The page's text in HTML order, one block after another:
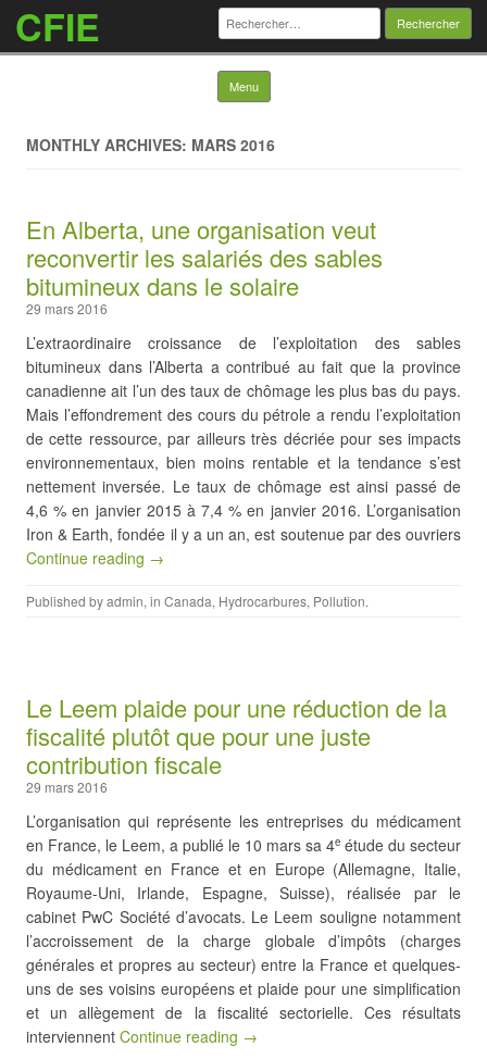
CFIE Rechercher :
Menu Skip to content
MONTHLY ARCHIVES: MARS 2016
En Alberta, une organisation veut
reconvertir les salariés des sables
bitumineux dans le solaire
29 mars 2016
L’extraordinaire croissance de l’exploitation des sables
bitumineux dans l’Alberta a contribué au fait que la province
canadienne ait l’un des taux de chômage les plus bas du pays.
Mais l’effondrement des cours du pétrole a rendu l’exploitation
de cette ressource, par ailleurs très décriée pour ses impacts
environnementaux, bien moins rentable et la tendance s’est
nettement inversée. Le taux de chômage est ainsi passé de
4,6 % en janvier 2015 à 7,4 % en janvier 2016. L’organisation
Iron & Earth, fondée il y a un an, est soutenue par des ouvriers
Continue reading →
Published byadmin, in Canada, Hydrocarbures, Pollution.
Le Leem plaide pour une réduction de la
fiscalité plutôt que pour une juste
contribution fiscale
29 mars 2016
L’organisation qui représente les entreprises du médicament
en France, le Leem, a publié le 10 mars sa 4e étude du secteur
du médicament en France et en Europe (Allemagne, Italie,
Royaume-Uni, Irlande, Espagne, Suisse), réalisée par le
cabinet PwC Société d’avocats. Le Leem souligne notamment
l’accroissement de la charge globale d’impôts (charges
générales et propres au secteur) entre la France et quelques-
uns de ses voisins européens et plaide pour une simplification
et un allègement de la fiscalité sectorielle. Ces résultats
interviennent Continue reading →